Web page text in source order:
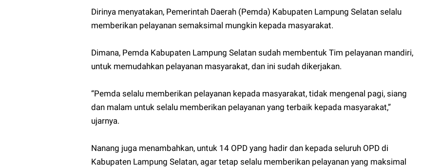
Dirinya menyatakan, Pemerintah Daerah (Pemda) Kabupaten Lampung Selatan selalu
memberikan pelayanan semaksimal mungkin kepada masyarakat.
Dimana, Pemda Kabupaten Lampung Selatan sudah membentuk Tim pelayanan mandiri,
untuk memudahkan pelayanan masyarakat, dan ini sudah dikerjakan.
“Pemda selalu memberikan pelayanan kepada masyarakat, tidak mengenal pagi, siang
dan malam untuk selalu memberikan pelayanan yang terbaik kepada masyarakat,”
ujarnya.
Nanang juga menambahkan, untuk 14 OPD yang hadir dan kepada seluruh OPD di
Kabupaten Lampung Selatan, agar tetap selalu memberikan pelayanan yang maksimal